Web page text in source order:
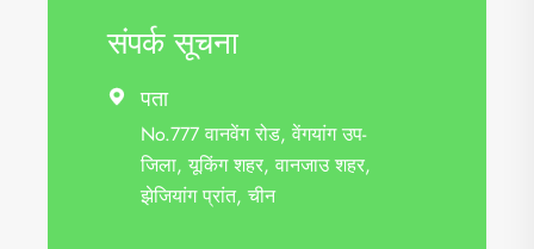
संपर्क सूचना
 पता
No.777 वानवेंग रोड, वेंगयांग उप-
जिला, यूकिंग शहर, वानजाउ शहर,
झेजियांग प्रांत, चीन